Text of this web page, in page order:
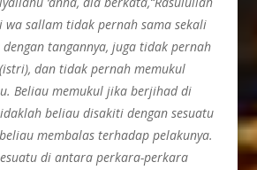
wa sallam tidak pernah sama sekali
tangannya, juga tidak pernah
dan tidak pernah memukul
Beliau memukul jika berjihad di
beliau disakiti dengan sesuatu
membalas terhadap pelakunya.
di antara perkara-perkara